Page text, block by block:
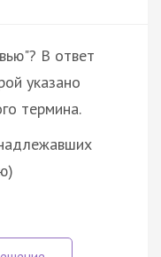
В ответ
указано
термина.